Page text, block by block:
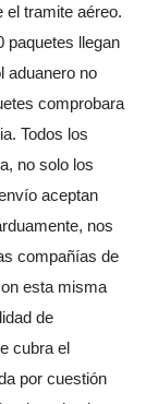
el tramite aéreo.
paquetes llegan
aduanero no
comprobara
Todos los
no solo los
aceptan
nos
compañías de
esta misma
de
cubra el
por cuestión